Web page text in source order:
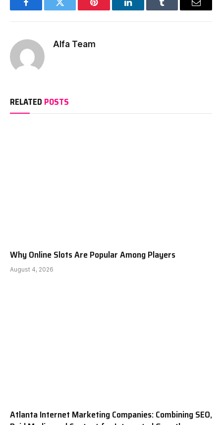
FacebookTwitter Pinterest LinkedInTumblr Email
Alfa Team
RELATED POSTS
Why Online Slots Are Popular Among Players
August 4, 2026
Atlanta Internet Marketing Companies: Combining SEO,